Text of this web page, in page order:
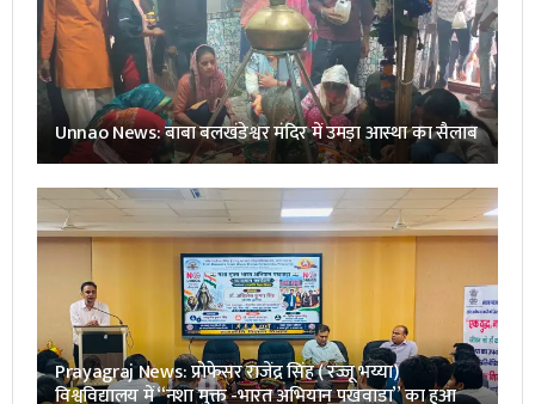
Unnao News: बाबा बलखंडेश्वर मंदिर में उमड़ा आस्था का सैलाब
Prayagraj News: प्रोफेसर राजेंद्र सिंह ( रज्जू भय्या)
विश्वविद्यालय में “नशा मुक्त -भारत अभियान पखवाडा” का हुआ